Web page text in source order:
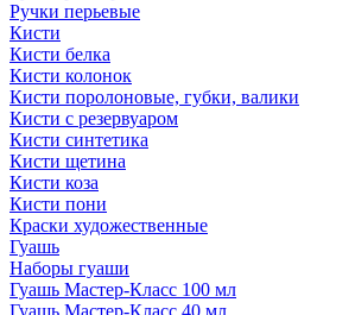
Ручки перьевые
Кисти
Кисти белка
Кисти колонок
Кисти поролоновые, губки, валики
Кисти с резервуаром
Кисти синтетика
Кисти щетина
Кисти коза
Кисти пони
Краски художественные
Гуашь
Наборы гуаши
Гуашь Мастер-Класс 100 мл
Гуашь Мастер-Класс 40 мл